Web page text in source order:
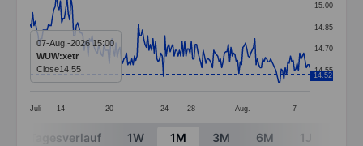
Line chart with 213 data points.
The chart has 1 X axis displaying categories.
The chart has 1 Y axis displaying values. Data ranges
Juli 14 20 24 28 Aug. 7
14.55
14.70
14.85
15.00
14.52
07-Aug.-2026 15:00
WUW:xetr
Close14.55
End of interactive chart.
Tagesverlauf 1W 1M 3M 6M 1J